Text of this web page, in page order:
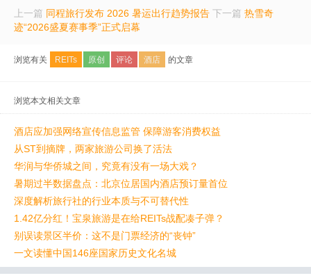
上一篇 同程旅行发布 2026 暑运出行趋势报告 下一篇 热雪奇
迹“2026盛夏赛事季”正式启幕
浏览有关 REITs 原创 评论 酒店 的文章
浏览本文相关文章
酒店应加强网络宣传信息监管 保障游客消费权益
从ST到摘牌，两家旅游公司换了活法
华润与华侨城之间，究竟有没有一场大戏？
暑期过半数据盘点：北京位居国内酒店预订量首位
深度解析旅行社的行业本质与不可替代性
1.42亿分红！宝泉旅游是在给REITs战配凑子弹？
别误读景区半价：这不是门票经济的“丧钟”
一文读懂中国146座国家历史文化名城